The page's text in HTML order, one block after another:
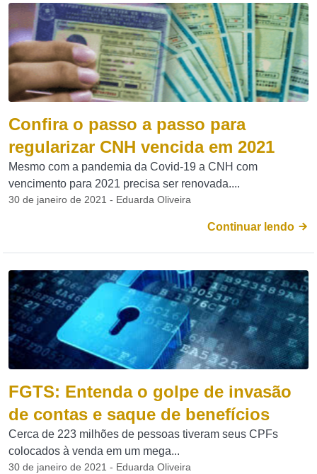
Confira o passo a passo para
regularizar CNH vencida em 2021
Mesmo com a pandemia da Covid-19 a CNH com
vencimento para 2021 precisa ser renovada....
30 de janeiro de 2021 - Eduarda Oliveira
Continuar lendo
FGTS: Entenda o golpe de invasão
de contas e saque de benefícios
Cerca de 223 milhões de pessoas tiveram seus CPFs
colocados à venda em um mega...
30 de janeiro de 2021 - Eduarda Oliveira